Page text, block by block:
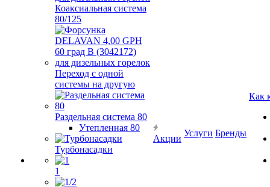
Коаксиальная система
80/125
Переход с одной
системы на другую
Раздельная система 80
Утепленная 80
Турбонасадки
1
Акции
Услуги Бренды
Как